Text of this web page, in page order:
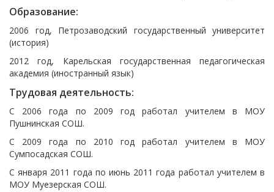
Образование:
2006 год, Петрозаводский государственный университет
(история)
2012 год, Карельская государственная педагогическая
академия (иностранный язык)
Трудовая деятельность:
С 2006 года по 2009 год работал учителем в МОУ
Пушнинская СОШ.
С 2009 года по 2010 год работал учителем в МОУ
Сумпосадская СОШ.
С января 2011 года по июнь 2011 года работал учителем в
МОУ Муезерская СОШ.